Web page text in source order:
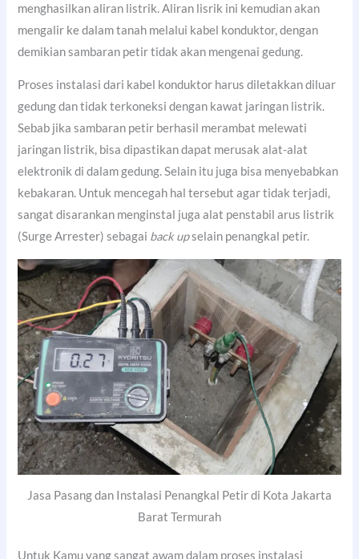
menghasilkan aliran listrik. Aliran lisrik ini kemudian akan
mengalir ke dalam tanah melalui kabel konduktor, dengan
demikian sambaran petir tidak akan mengenai gedung.
Proses instalasi dari kabel konduktor harus diletakkan diluar
gedung dan tidak terkoneksi dengan kawat jaringan listrik.
Sebab jika sambaran petir berhasil merambat melewati
jaringan listrik, bisa dipastikan dapat merusak alat-alat
elektronik di dalam gedung. Selain itu juga bisa menyebabkan
kebakaran. Untuk mencegah hal tersebut agar tidak terjadi,
sangat disarankan menginstal juga alat penstabil arus listrik
(Surge Arrester) sebagai back upselain penangkal petir.
Jasa Pasang dan Instalasi Penangkal Petir di Kota Jakarta
Barat Termurah
Untuk Kamu yang sangat awam dalam proses instalasi